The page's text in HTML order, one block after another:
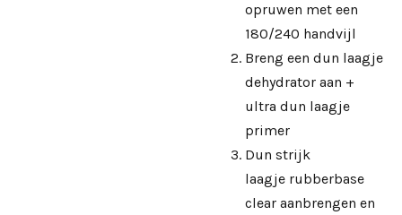
opruwen met een
180/240 handvijl
Breng een dun laagje
dehydrator aan +
ultra dun laagje
primer
Dun strijk
laagje rubberbase
clear aanbrengen en